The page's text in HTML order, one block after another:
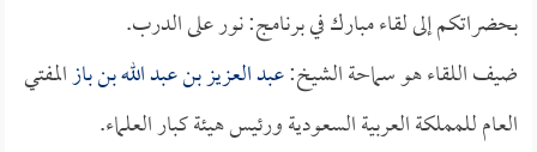
بحضراتكم إلى لقاء مبارك في برنامج: نور على الدرب.
ضيف اللقاء هو سماحة الشيخ:عبد العزيز بن عبد الله بن بازالمفتي
العام للمملكة العربية السعودية ورئيس هيئة كبار العلماء.